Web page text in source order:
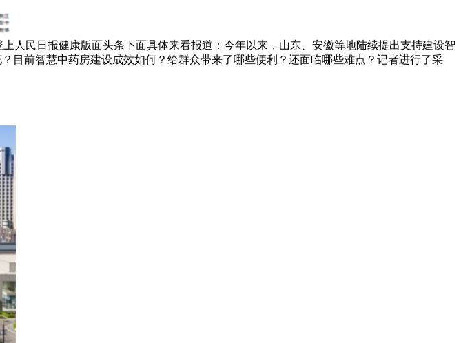
人民日报健康版面头条下面具体来看报道：今年以来，山东、安徽等地陆续提出支持建设智
目前智慧中药房建设成效如何？给群众带来了哪些便利？还面临哪些难点？记者进行了采